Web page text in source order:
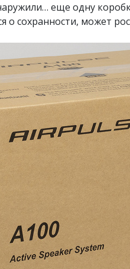
еще одну
о сохранности, может